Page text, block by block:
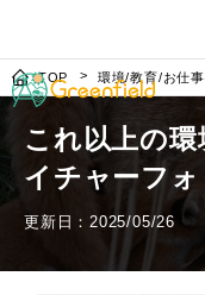
TOP 環境/教育/お仕
これ以上の
イチャーフ
更新日：2025/05/26